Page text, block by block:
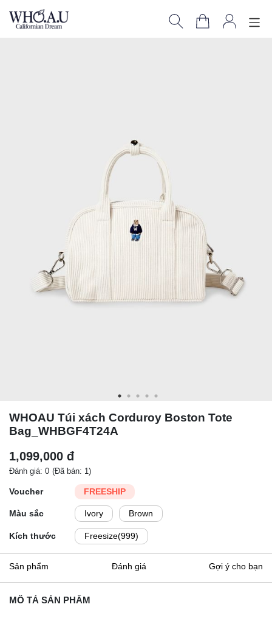
WHOAU Túi xách Corduroy Boston Tote
Bag_WHBGF4T24A
1,099,000 đ
Đánh giá: 0 (Đã bán: 1)
Voucher FREESHIP
Màu sắc Ivory Brown
Kích thước Freesize(999)
Sản phẩm Đánh giá Gợi ý cho bạn
MÔ TẢ SẢN PHẨM